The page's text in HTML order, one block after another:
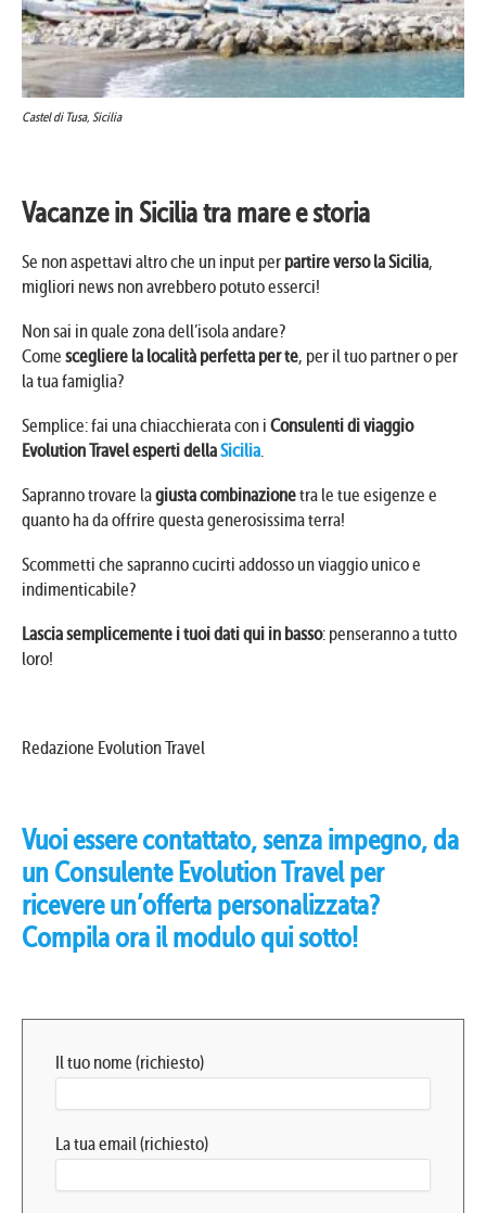
Castel di Tusa, Sicilia
Vacanze in Sicilia tra mare e storia
Se non aspettavi altro che un input per partire verso la Sicilia,
migliori news non avrebbero potuto esserci!
Non sai in quale zona dell’isola andare?
Come scegliere la località perfetta per te, per il tuo partner o per
la tua famiglia?
Semplice: fai una chiacchierata con i Consulenti di viaggio
Evolution Travel esperti dellaSicilia.
Sapranno trovare lagiusta combinazionetra le tue esigenze e
quanto ha da offrire questa generosissima terra!
Scommetti che sapranno cucirti addosso un viaggio unico e
indimenticabile?
Lascia semplicemente i tuoi dati qui in basso: penseranno a tutto
loro!
Redazione Evolution Travel
Vuoi essere contattato, senza impegno, da
un Consulente Evolution Travel per
ricevere un’offerta personalizzata?
Compila ora il modulo qui sotto!
Il tuo nome (richiesto)
La tua email (richiesto)